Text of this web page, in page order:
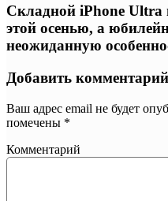
Складной iPhone Ultra
этой осенью, а
неожиданную
Добавить комментарий
Ваш адрес email не будет
помечены *
Комментарий